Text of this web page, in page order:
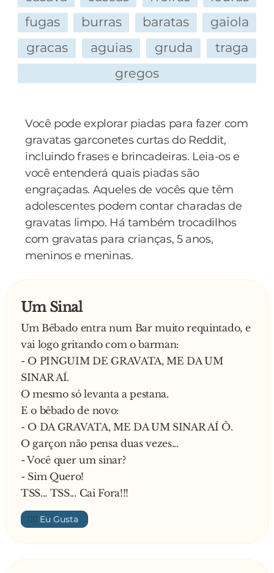
fugas
burras baratas
gaiola
gracas
aguias gruda
traga
gregos
Você pode explorar piadas para fazer com
gravatas garconetes curtas do Reddit,
incluindo frases e brincadeiras. Leia-os e
você entenderá quais piadas são
engraçadas. Aqueles de vocês que têm
adolescentes podem contar charadas de
gravatas limpo. Há também trocadilhos
com gravatas para crianças, 5 anos,
meninos e meninas.
Um Sinal
Um Bêbado entra num Bar muito requintado, e
vai logo gritando com o barman:
- O PINGUIM DE GRAVATA, ME DA UM
SINAR AÍ.
O mesmo só levanta a pestana.
E o bêbado de novo:
- O DA GRAVATA, ME DA UM SINAR AÍ Ô.
O garçon não pensa duas vezes...
- Você quer um sinar?
- Sim Quero!
TSS... TSS... Cai Fora!!!
👍🏼